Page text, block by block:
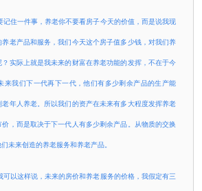
记住一件事，养老你不要看房子今天的价值，而是说我现
老产品和服务，我们今天这个房子值多少钱，对我们养
实际上就是我未来的财富在养老功能的发挥，不在于今
来我们下一代再下一代，他们有多少剩余产品的生产能
年人养老。所以我们的资产在未来有多大程度发挥养老
，而是取决于下一代人有多少剩余产品。从物质的交换
未来创造的养老服务和养老产品。
可以这样说，未来的房价和养老服务的价格，我假定有三